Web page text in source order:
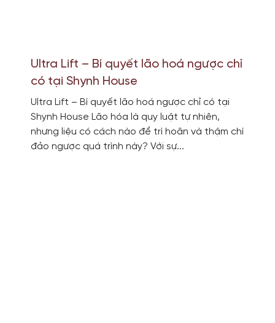
Ultra Lift – Bí quyết lão hoá ngược chỉ
có tại Shynh House
Ultra Lift – Bí quyết lão hoá ngược chỉ có tại
Shynh House Lão hóa là quy luật tự nhiên,
nhưng liệu có cách nào để trì hoãn và thậm chí
đảo ngược quá trình này? Với sự...